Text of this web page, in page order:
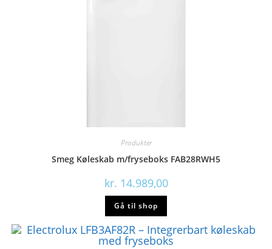
Produkter
Smeg Køleskab m/fryseboks FAB28RWH5
kr. 14.989,00
Gå til shop